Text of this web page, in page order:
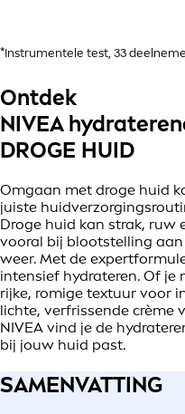
*Instrumentele test, 33
Ontdek
NIVEA
DROGE HUID
Omgaan met droge huid
juiste
Droge huid kan strak, ruw
vooral bij blootstelling
weer. Met de
intensief hydrateren. Of je
rijke, romige textuur voor
lichte, verfrissende crème
NIVEA vind je de
bij jouw huid past.
SAMENVATTING